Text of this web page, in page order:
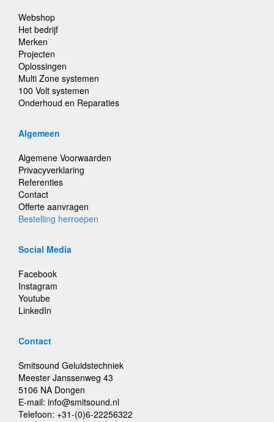
Webshop
Het bedrijf
Merken
Projecten
Oplossingen
Multi Zone systemen
100 Volt systemen
Onderhoud en Reparaties
Algemeen
Algemene Voorwaarden
Privacyverklaring
Referenties
Contact
Offerte aanvragen
Bestelling herroepen
Social Media
Facebook
Instagram
Youtube
LinkedIn
Contact
Smitsound Geluidstechniek
Meester Janssenweg 43
5106 NA Dongen
E-mail: info@smitsound.nl
Telefoon: +31-(0)6-22256322